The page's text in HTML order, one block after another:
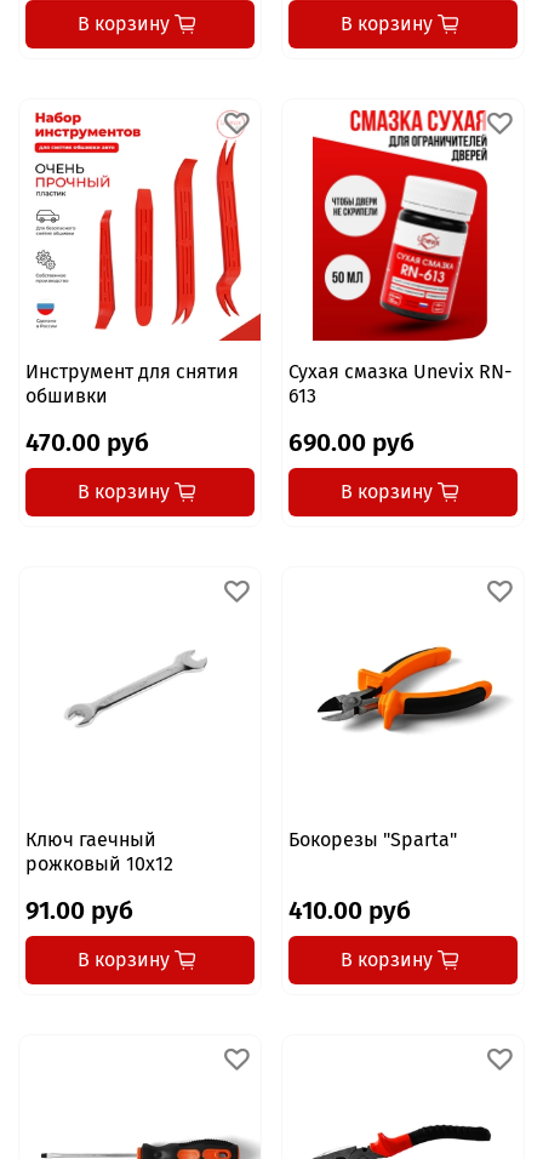
В корзину В корзину
Инструмент для снятия
обшивки
470.00 руб
В корзину
Сухая смазка Unevix RN-
613
690.00 руб
В корзину
Ключ гаечный
рожковый 10x12
91.00 руб
В корзину
Бокорезы "Sparta"
410.00 руб
В корзину